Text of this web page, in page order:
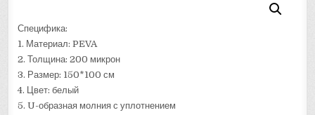
Специфика:
1. Материал: PEVA
2. Толщина: 200 микрон
3. Размер: 150*100 см
4. Цвет: белый
5. U-образная молния с уплотнением